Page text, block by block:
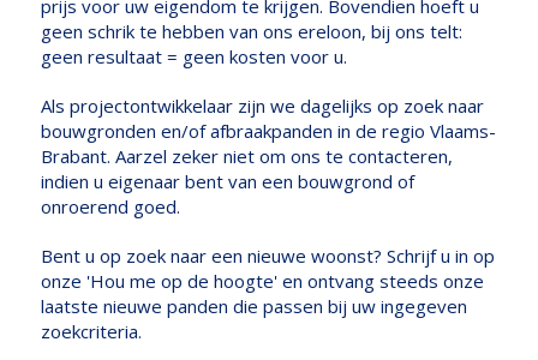
prijs voor uw eigendom te krijgen. Bovendien hoeft u
geen schrik te hebben van ons ereloon, bij ons telt:
geen resultaat = geen kosten voor u.
Als projectontwikkelaar zijn we dagelijks op zoek naar
bouwgronden en/of afbraakpanden in de regio Vlaams-
Brabant. Aarzel zeker niet om ons te contacteren,
indien u eigenaar bent van een bouwgrond of
onroerend goed.
Bent u op zoek naar een nieuwe woonst? Schrijf u in op
onze 'Hou me op de hoogte' en ontvang steeds onze
laatste nieuwe panden die passen bij uw ingegeven
zoekcriteria.